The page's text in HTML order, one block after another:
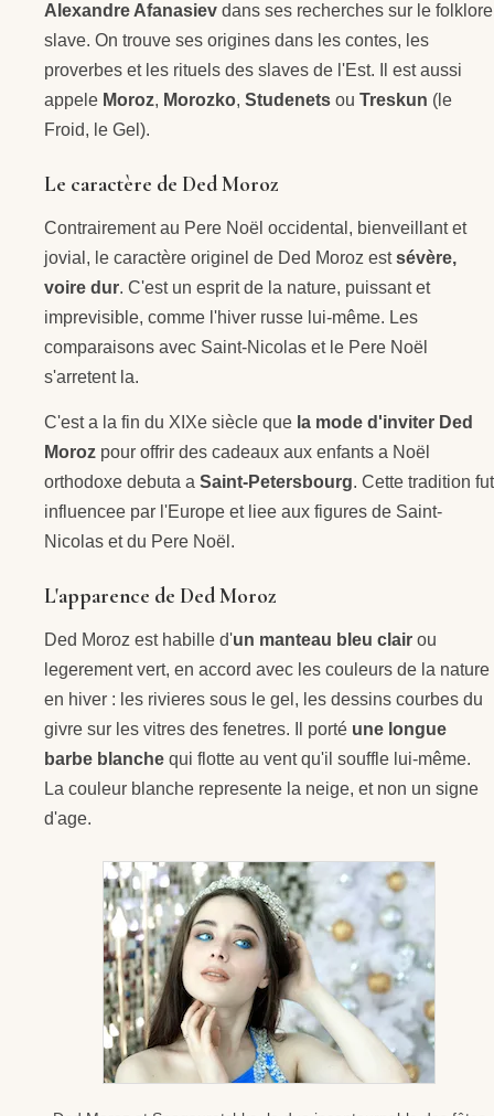
Alexandre Afanasiev dans ses recherches sur le folklore
slave. On trouve ses origines dans les contes, les
proverbes et les rituels des slaves de l'Est. Il est aussi
appele Moroz, Morozko, Studenets ou Treskun (le
Froid, le Gel).
Le caractère de Ded Moroz
Contrairement au Pere Noël occidental, bienveillant et
jovial, le caractère originel de Ded Moroz estsévère,
voire dur. C'est un esprit de la nature, puissant et
imprevisible, comme l'hiver russe lui-même. Les
comparaisons avec Saint-Nicolas et le Pere Noël
s'arretent la.
C'est a la fin du XIXe siècle que la mode d'inviter Ded
Moroz pour offrir des cadeaux aux enfants a Noël
orthodoxe debuta a Saint-Petersbourg. Cette tradition fut
influencee par l'Europe et liee aux figures de Saint-
Nicolas et du Pere Noël.
L'apparence de Ded Moroz
Ded Moroz est habille d'un manteau bleu clair ou
legerement vert, en accord avec les couleurs de la nature
en hiver : les rivieres sous le gel, les dessins courbes du
givre sur les vitres des fenetres. Il porté une longue
barbe blanche qui flotte au vent qu'il souffle lui-même.
La couleur blanche represente la neige, et non un signe
d'age.